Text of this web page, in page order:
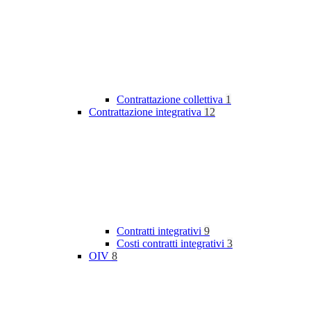
Contrattazione collettiva 1
Contrattazione integrativa 12
Contratti integrativi 9
Costi contratti integrativi 3
OIV 8